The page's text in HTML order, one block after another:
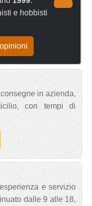
e hobbisti
in azienda,
con tempi di
e servizio
dalle 9 alle 18,